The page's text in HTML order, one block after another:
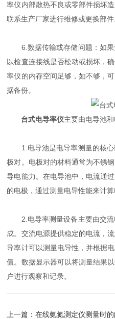
率仪内部散热不良或零部件损坏
联系生产厂家进行维修或更换部件
6.数据传输或存储问题：如果
以检查连接线是否松动或损坏，
率仪的内存空间足够，如不够，
据备份。
台式电导率仪主要由电导池
1.电导池是电导率测量的核心
极对。电极对的材料通常为不锈
导电能力。在电导池中，电流通
的电极，通过测量电导性能来计算
2.电导率测量设备主要由交流
成。交流电源提供稳定的电流，
导率计可以测量电导性，并根据
值。数据显示器可以将测量结果
户进行观察和记录。
上一篇：在线氨氮测定仪测量时